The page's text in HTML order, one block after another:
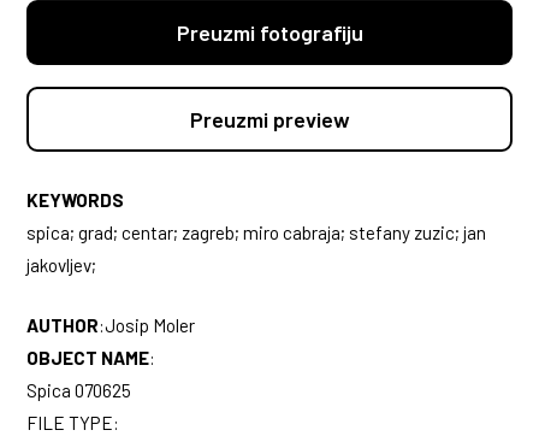
Preuzmi fotografiju
Preuzmi preview
KEYWORDS
spica; grad; centar; zagreb; miro cabraja; stefany zuzic; jan
jakovljev;
AUTHOR:Josip Moler
OBJECT NAME:
Spica 070625
FILE TYPE: